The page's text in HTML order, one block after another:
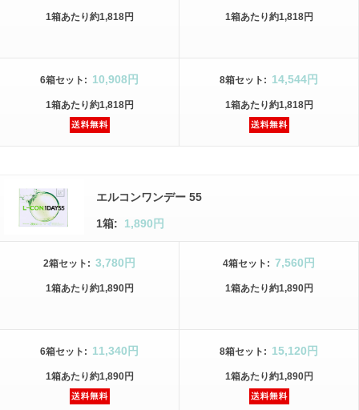
1箱あたり約1,818円 1箱あたり約1,818円
6箱セット : 10,908円
1箱あたり約1,818円
8箱セット : 14,544円
1箱あたり約1,818円
エルコンワンデー 55
1箱: 1,890円
2箱セット : 3,780円
1箱あたり約1,890円
4箱セット : 7,560円
1箱あたり約1,890円
6箱セット : 11,340円
1箱あたり約1,890円
8箱セット : 15,120円
1箱あたり約1,890円